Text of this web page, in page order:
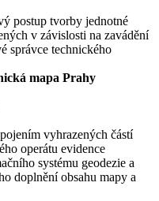
postup tvorby jednotné
v závislosti na zavádění
správce technického
mapa Prahy
vyhrazených částí
operátu evidence
systému geodezie a
doplnění obsahu mapy a